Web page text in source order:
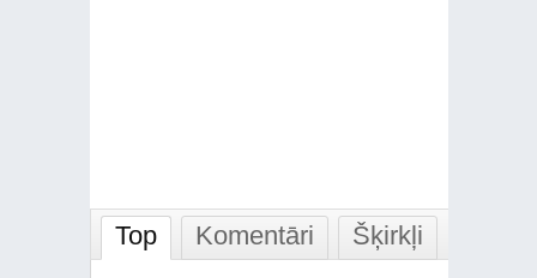
Top Komentāri Šķirkļi